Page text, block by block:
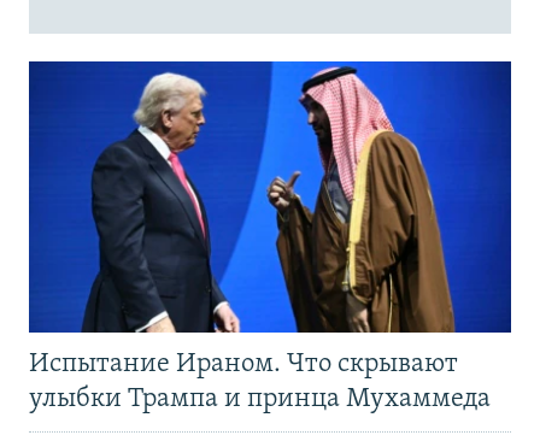
Испытание Ираном. Что скрывают
улыбки Трампа и принца Мухаммеда